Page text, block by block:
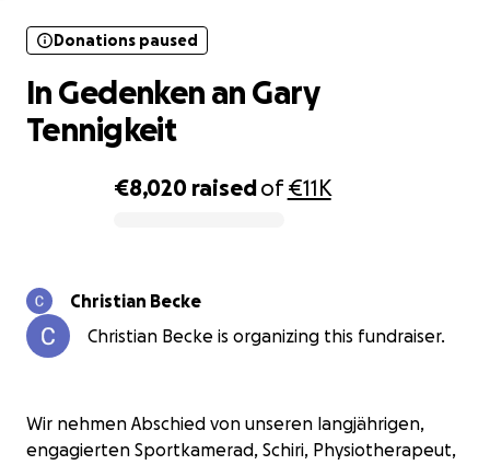
€8,020 raisedof€11K
Donations paused
In Gedenken an Gary
Tennigkeit
Christian Becke
Christian Becke is organizing this fundraiser.
Wir nehmen Abschied von unseren langjährigen,
engagierten Sportkamerad, Schiri, Physiotherapeut,